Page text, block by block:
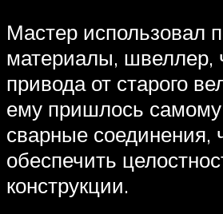
Мастер использовал
материалы, швеллер,
привода от старого
ему пришлось самому
сварные соединения,
обеспечить
конструкции.